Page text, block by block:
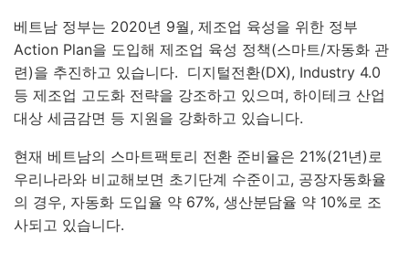
베트남 정부는 2020년 9월, 제조업 육성을 위한 정부
Action Plan을 도입해 제조업 육성 정책(스마트/자동화 관
련)을 추진하고 있습니다. 디지털전환(DX), Industry 4.0
등 제조업 고도화 전략을 강조하고 있으며, 하이테크 산업
대상 세금감면 등 지원을 강화하고 있습니다.
현재 베트남의 스마트팩토리 전환 준비율은 21%(21년)로
우리나라와 비교해보면 초기단계 수준이고, 공장자동화율
의 경우, 자동화 도입율 약 67%, 생산분담율 약 10%로 조
사되고 있습니다.